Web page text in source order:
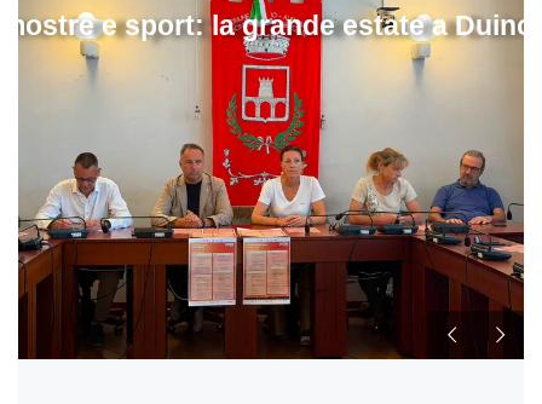
e sport: la grande estate a